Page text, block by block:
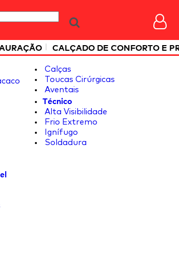
| CALÇADO DE CONFORTO E
Calças
Toucas Cirúrgicas
Aventais
Técnico
Alta Visibilidade
Frio Extremo
Ignífugo
Soldadura